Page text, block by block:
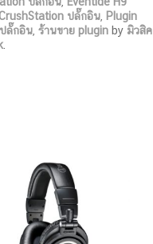
ปลั๊กอิน Plugin
ลั๊กอิน ร้านขาย plugin by มิวสิค